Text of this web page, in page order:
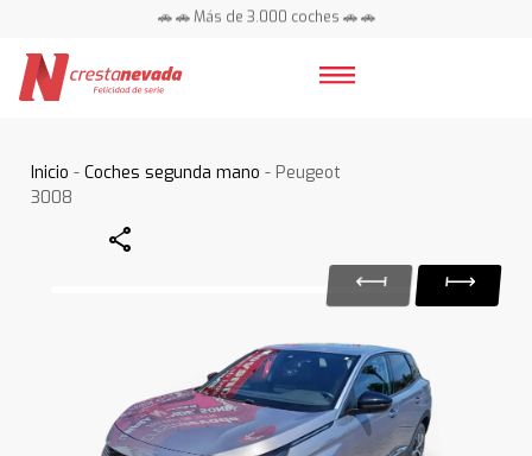
🚗 🚗 Más de 3.000 coches 🚗 🚗
Inicio -Coches segunda mano - Peugeot
3008
Share